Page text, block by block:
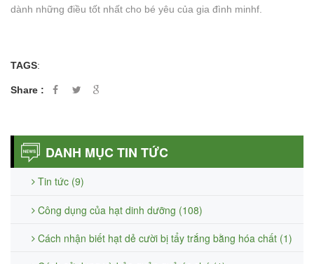
dành những điều tốt nhất cho bé yêu của gia đình minhf.
TAGS:
Share :
DANH MỤC TIN TỨC
Tin tức (9)
Công dụng của hạt dinh dưỡng (108)
Cách nhận biết hạt dẻ cười bị tẩy trắng bằng hóa chất (1)